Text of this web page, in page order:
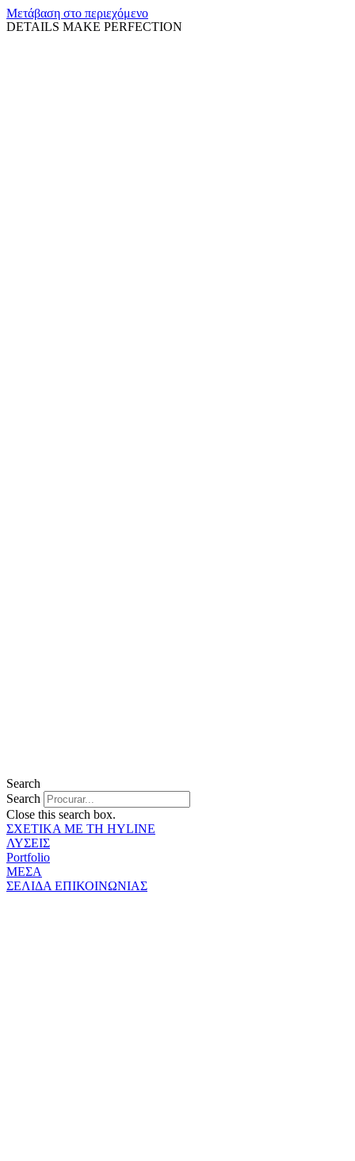
Μετάβαση στο περιεχόμενο
DETAILS MAKE PERFECTION
Search
Search
Close this search box.
ΣΧΕΤΙΚΑ ΜΕ ΤΗ HYLINE
ΛΥΣΕΙΣ
Portfolio
ΜΕΣΑ
ΣΕΛΙΔΑ ΕΠΙΚΟΙΝΩΝΙΑΣ